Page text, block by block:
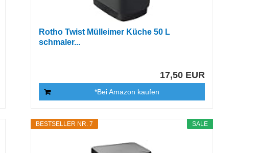
Rotho Twist Mülleimer Küche 50 L
schmaler...
17,50 EUR
*Bei Amazon kaufen
SALE
BESTSELLER NR. 7